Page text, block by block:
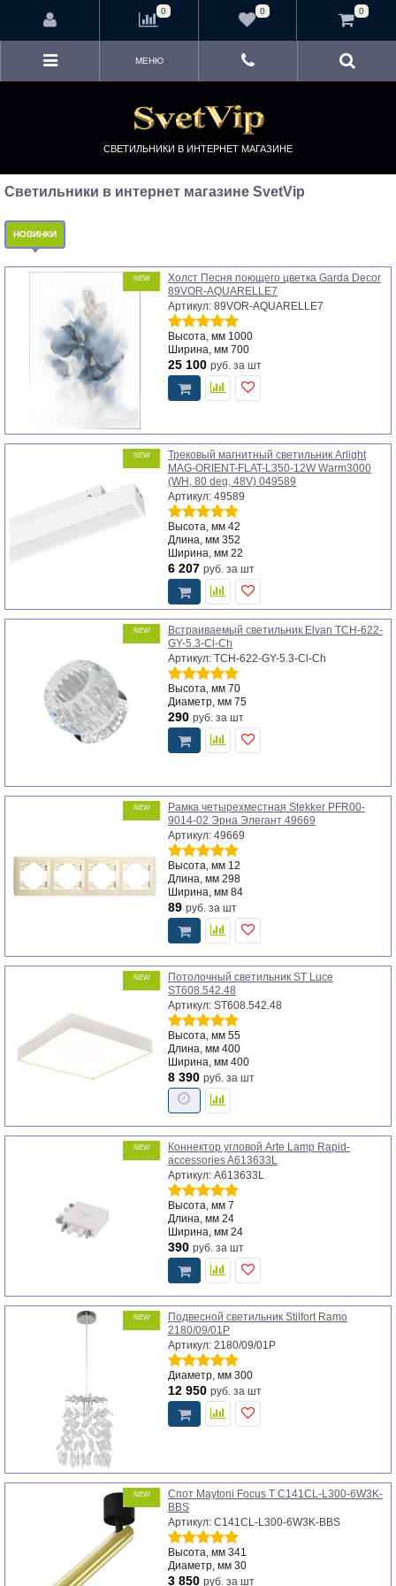
СВЕТИЛЬНИКИ В ИНТЕРНЕТ МАГАЗИНЕ
МЕНЮ
Светильники в интернет магазине SvetVip
НОВИНКИ
NEW
Холст Песня поющего цветка Garda Decor
89VOR-AQUARELLE7
Артикул: 89VOR-AQUARELLE7
Высота, мм 1000
Ширина, мм 700
25 100 руб. за шт
NEW
Трековый магнитный светильник Arlight
MAG-ORIENT-FLAT-L350-12W Warm3000
(WH, 80 deg, 48V) 049589
Артикул: 49589
Высота, мм 42
Длина, мм 352
Ширина, мм 22
6 207 руб. за шт
NEW
Встраиваемый светильник Elvan TCH-622-
GY-5.3-Cl-Ch
Артикул: TCH-622-GY-5.3-Cl-Ch
Высота, мм 70
Диаметр, мм 75
290 руб. за шт
NEW
Рамка четырехместная Stekker PFR00-
9014-02 Эрна Элегант 49669
Артикул: 49669
Высота, мм 12
Длина, мм 298
Ширина, мм 84
89 руб. за шт
NEW
Потолочный светильник ST Luce
ST608.542.48
Артикул: ST608.542.48
Высота, мм 55
Длина, мм 400
Ширина, мм 400
8 390 руб. за шт
NEW
Коннектор угловой Arte Lamp Rapid-
accessories A613633L
Артикул: A613633L
Высота, мм 7
Длина, мм 24
Ширина, мм 24
390 руб. за шт
NEW
Подвесной светильник Stilfort Ramo
2180/09/01P
Артикул: 2180/09/01P
Диаметр, мм 300
12 950 руб. за шт
NEW
Спот Maytoni Focus T C141CL-L300-6W3K-
BBS
Артикул: C141CL-L300-6W3K-BBS
Высота, мм 341
Диаметр, мм 30
3 850 руб. за шт
0 0 0